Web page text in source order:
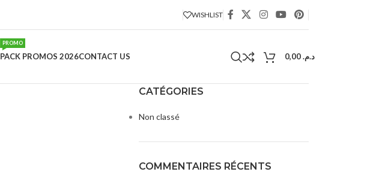
WISHLIST
PACK PROMOS 2026
PROMO
CONTACT US د.م.
CATÉGORIES
Non classé
COMMENTAIRES RÉCENTS